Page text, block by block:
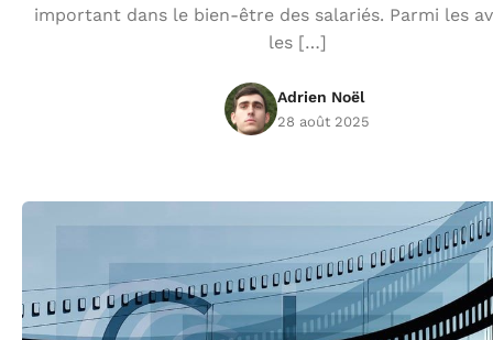
important dans le bien-être des salariés. Parmi les
les […]
Adrien Noël
28 août 2025